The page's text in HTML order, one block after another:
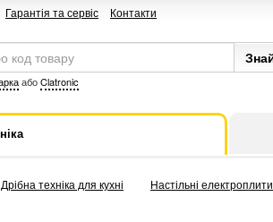
Гарантія та сервіс Контакти
абоClatronic
Дрібна техніка для кухні Настільні електроплити